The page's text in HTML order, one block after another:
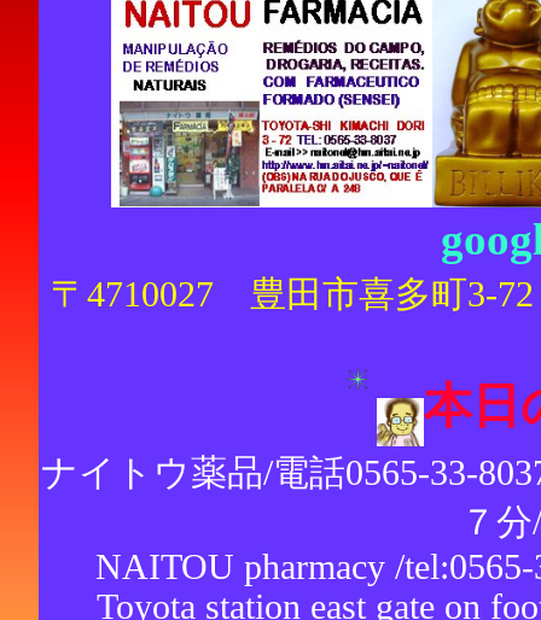
〒4710027 豊田市喜多町3-
本日
ナイトウ薬品/電話0565-33-
７
NAITOU pharmacy /
Toyota station east gate on